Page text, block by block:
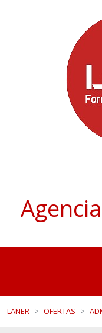
LANER OFERTAS